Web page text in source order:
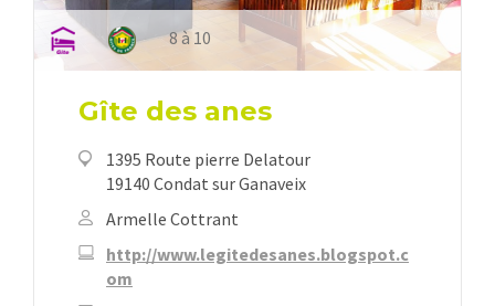
8 à 10
Gîte des anes
1395 Route pierre Delatour
19140 Condat sur Ganaveix
Armelle Cottrant
http://www.legitedesanes.blogspot.c
om